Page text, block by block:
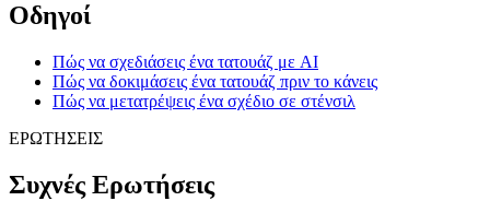
Οδηγοί
Πώς να σχεδιάσεις ένα τατουάζ με AI
Πώς να δοκιμάσεις ένα τατουάζ πριν το κάνεις
Πώς να μετατρέψεις ένα σχέδιο σε στένσιλ
ΕΡΩΤΗΣΕΙΣ
Συχνές Ερωτήσεις